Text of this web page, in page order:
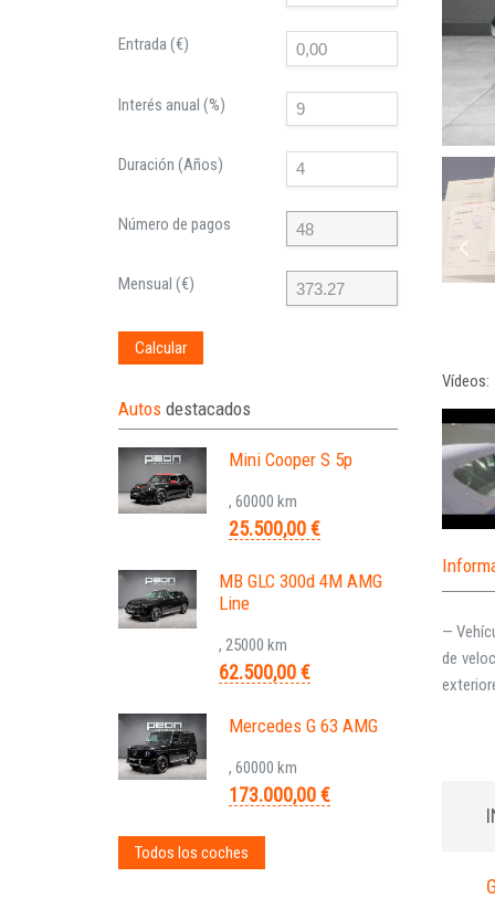
Vídeos:
—
de
Entrada (€)
Interés anual (%)
Duración (Años)
Número de pagos
Mensual (€)
Calcular
Autos destacados
Mini Cooper S 5p
, 60000 km
25.500,00 €
MB GLC 300d 4M AMG
Line
, 25000 km
62.500,00 €
Mercedes G 63 AMG
, 60000 km
173.000,00 €
Todos los coches